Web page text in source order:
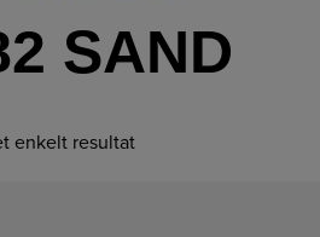
SAND
enkelt resultat